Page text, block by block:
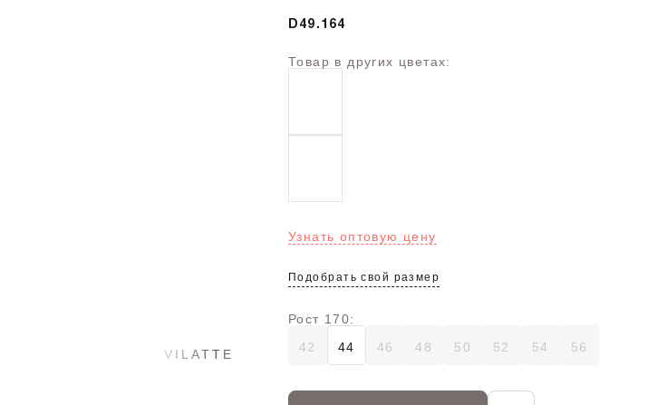
D49.164
Товар в других цветах:
Узнать оптовую цену
Подобрать свой размер
Рост 170:
42
44 46 48 50 52 54 56